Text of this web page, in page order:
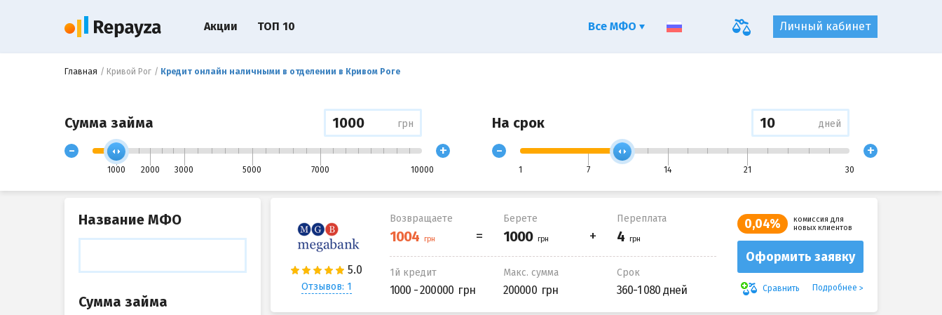
Главная Кривой Рог Кредит онлайн наличными в отделении в Кривом Роге
Сумма займа грн
-
1000 2000 3000 5000 7000 10000
+
На срок дней
-
1 7 14 21 30
+
Отзывов: 1
Возвращаете Берете Переплата
1й кредит
1000 - 200000
Макс. сумма
200000
Срок
360-1 080 дней
0,04%
комиссия для
новых клиентов
Оформить заявку
Сравнить Подробнее
Название МФО
Сумма займа
Личный кабинет
Акции ТОП 10 Все МФО